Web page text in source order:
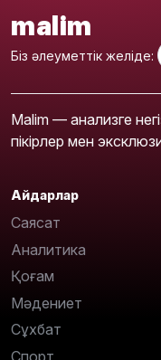
malim
Біз әлеуметтік желіде:
Malim — анализге
пікірлер мен
Айдарлар
Саясат
Аналитика
Қоғам
Мәдениет
Сұхбат